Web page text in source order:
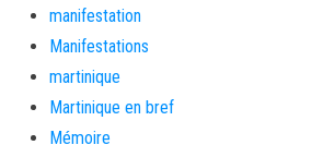
manifestation
Manifestations
martinique
Martinique en bref
Mémoire